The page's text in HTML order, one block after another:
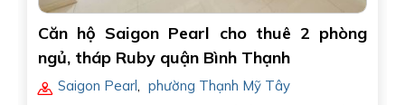
Căn hộ Saigon Pearl cho thuê 2 phòng
ngủ, tháp Ruby quận Bình Thạnh
Saigon Pearl, phường Thạnh Mỹ Tây